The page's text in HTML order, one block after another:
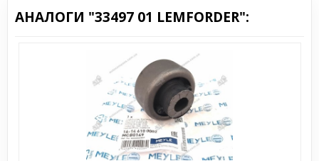
АНАЛОГИ "33497 01 LEMFORDER":